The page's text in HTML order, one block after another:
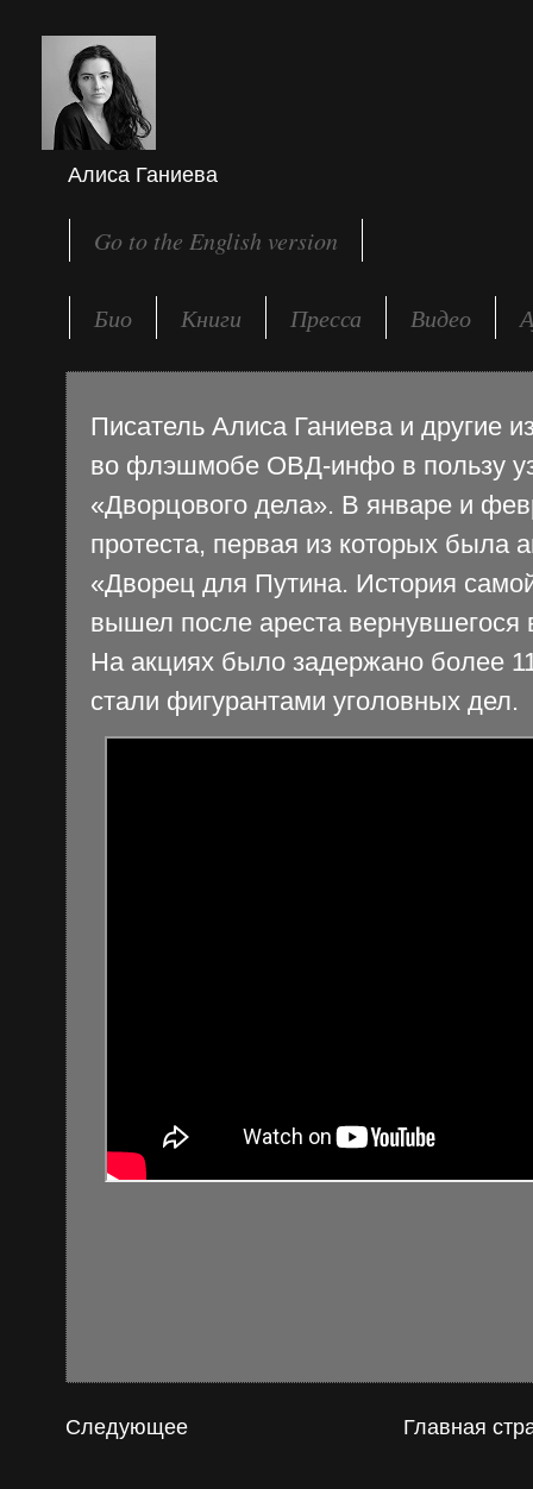
Алиса Ганиева
Go to the English version
Био Книги Пресса Видео
Писатель Алиса Ганиева и другие
во флэшмобе ОВД-инфо в пользу
«Дворцового дела». В январе и
протеста, первая из которых была
«Дворец для Путина. История
вышел после ареста
На акциях было задержано более
стали фигурантами уголовных дел.
Следующее Главная